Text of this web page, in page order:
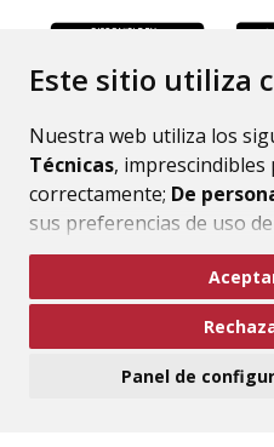
Este sitio utiliza
Nuestra web utiliza los
Técnicas,
correctamente; De
sus preferencias de uso
mejorar el funcionamiento
Si acepta pulsando el
consideramos que acepta
ninguna acción, se
Panel de